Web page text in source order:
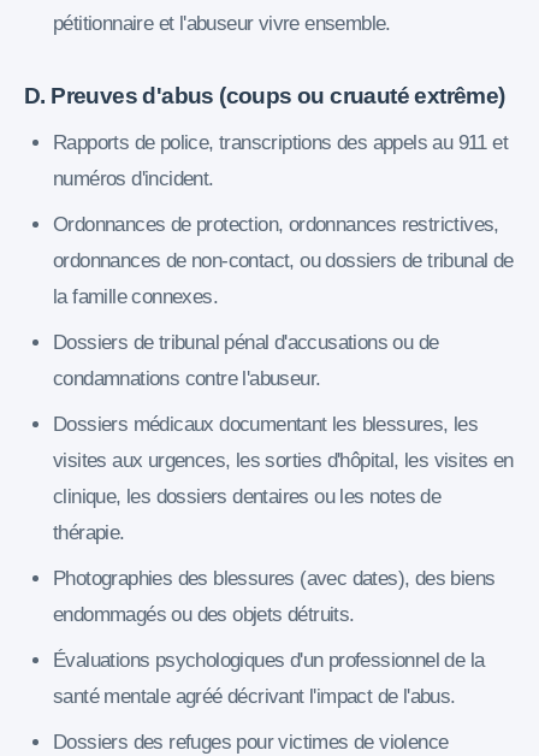
pétitionnaire et l'abuseur vivre ensemble.
D. Preuves d'abus (coups ou cruauté extrême)
Rapports de police, transcriptions des appels au 911 et
numéros d'incident.
Ordonnances de protection, ordonnances restrictives,
ordonnances de non-contact, ou dossiers de tribunal de
la famille connexes.
Dossiers de tribunal pénal d'accusations ou de
condamnations contre l'abuseur.
Dossiers médicaux documentant les blessures, les
visites aux urgences, les sorties d'hôpital, les visites en
clinique, les dossiers dentaires ou les notes de
thérapie.
Photographies des blessures (avec dates), des biens
endommagés ou des objets détruits.
Évaluations psychologiques d'un professionnel de la
santé mentale agréé décrivant l'impact de l'abus.
Dossiers des refuges pour victimes de violence